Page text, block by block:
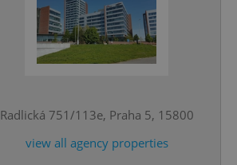
Radlická 751/113e, Praha 5, 15800
view all agency properties